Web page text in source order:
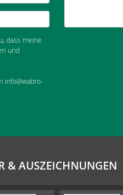
dass meine
und
info@wabro-
& AUSZEICHNUNGEN